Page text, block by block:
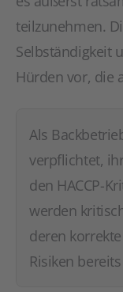
teilzunehmen.
Selbständigkeit
Hürden vor, die
Als
verpflichtet,
den HACCP-
werden
deren
Risiken